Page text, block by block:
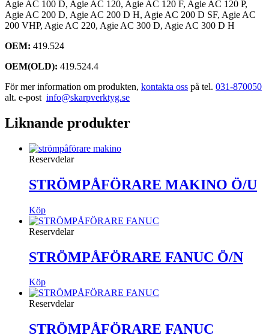
Agie AC 100 D, Agie AC 120, Agie AC 120 F, Agie AC 120 P,
Agie AC 200 D, Agie AC 200 D H, Agie AC 200 D SF, Agie AC
200 VHP, Agie AC 220, Agie AC 300 D, Agie AC 300 D H
OEM: 419.524
OEM(OLD): 419.524.4
För mer information om produkten, kontakta oss på tel. 031-870050
alt. e-post info@skarpverktyg.se
Liknande produkter
Reservdelar
STRÖMPÅFÖRARE MAKINO Ö/U
Köp
Reservdelar
STRÖMPÅFÖRARE FANUC Ö/N
Köp
Reservdelar
STRÖMPÅFÖRARE FANUC